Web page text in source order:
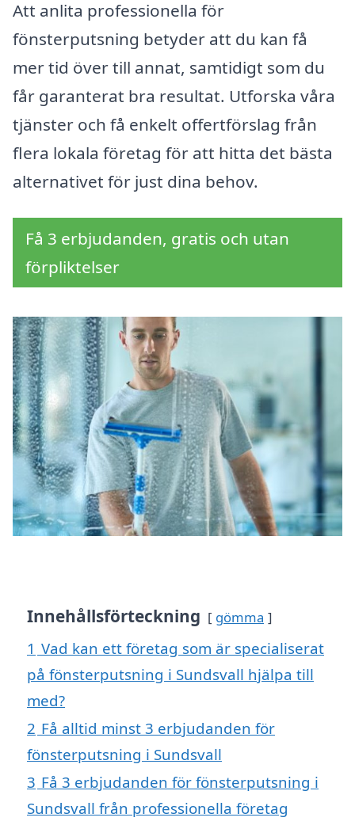
Att anlita professionella för
fönsterputsning betyder att du kan få
mer tid över till annat, samtidigt som du
får garanterat bra resultat. Utforska våra
tjänster och få enkelt offertförslag från
flera lokala företag för att hitta det bästa
alternativet för just dina behov.
Få 3 erbjudanden, gratis och utan
förpliktelser
Innehållsförteckning gömma
1 Vad kan ett företag som är specialiserat
på fönsterputsning i Sundsvall hjälpa till
med?
2 Få alltid minst 3 erbjudanden för
fönsterputsning i Sundsvall
3 Få 3 erbjudanden för fönsterputsning i
Sundsvall från professionella företag